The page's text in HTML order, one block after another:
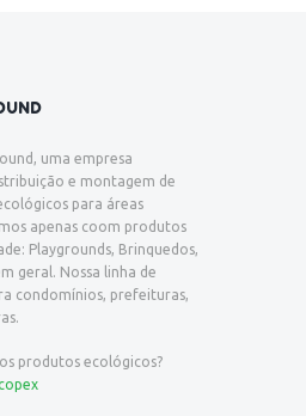
uma empresa
e montagem de
para áreas
apenas coom produtos
Playgrounds, Brinquedos,
geral. Nossa linha de
condomínios, prefeituras,
produtos ecológicos?